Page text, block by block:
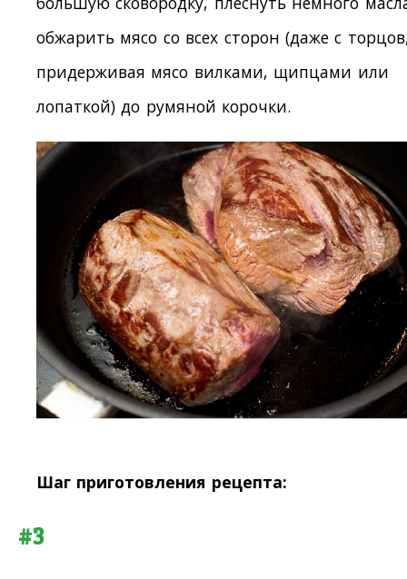
обжарить мясо со всех сторон (даже с
придерживая мясо вилками, щипцами или
лопаткой) до румяной корочки.
Шаг приготовления рецепта:
#3